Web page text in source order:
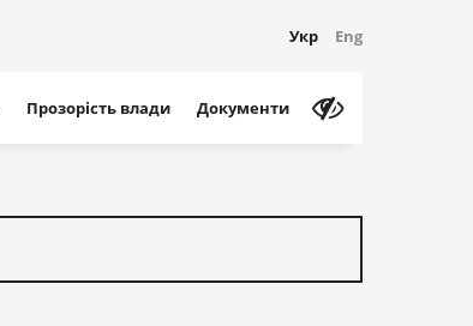
Укр Eng
Прозорість влади Документи